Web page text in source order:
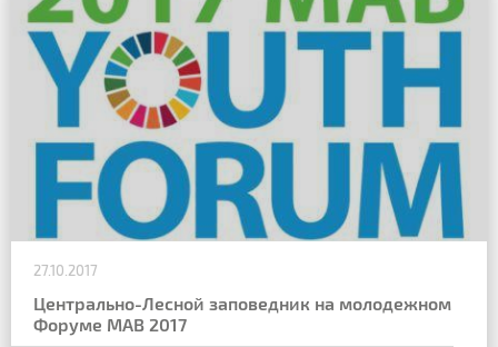
27.10.2017
Центрально-Лесной заповедник на молодежном
Форуме MAB 2017